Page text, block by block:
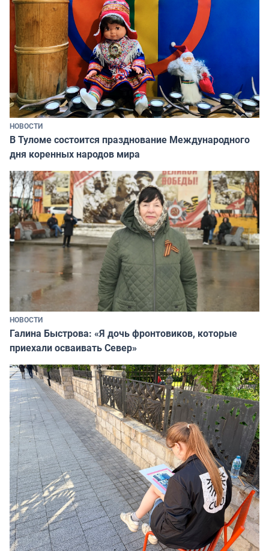
НОВОСТИ
В Туломе состоится празднование Международного
дня коренных народов мира
НОВОСТИ
Галина Быстрова: «Я дочь фронтовиков, которые
приехали осваивать Север»